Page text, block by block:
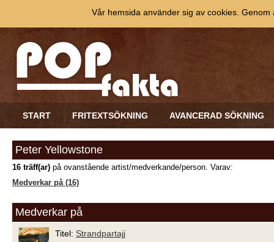
START FRITEXTSÖKNING AVANCERAD SÖKNING
Peter Yellowstone
16 träff(ar) på ovanstående artist/medverkande/person. Varav:
Medverkar på (16)
Medverkar på
Titel: Strandpartajj
Vår hemsida använder sig av cookies.